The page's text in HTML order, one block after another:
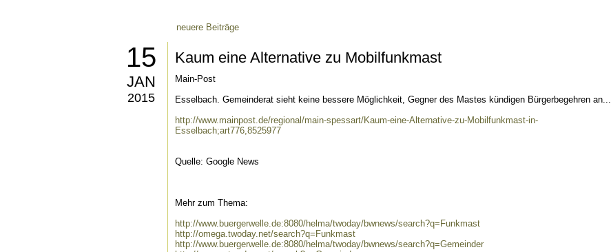
neuere Beiträge
15
JAN
2015
Kaum eine Alternative zu Mobilfunkmast
Main-Post
Esselbach. Gemeinderat sieht keine bessere Möglichkeit, Gegner des Mastes kündigen Bürgerbegehren an...
http://www.mainpost.de/regional/main-spessart/Kaum-eine-Alternative-zu-Mobilfunkmast-in-
Esselbach;art776,8525977
Quelle: Google News
Mehr zum Thema:
http://www.buergerwelle.de:8080/helma/twoday/bwnews/search?q=Funkmast
http://omega.twoday.net/search?q=Funkmast
http://www.buergerwelle.de:8080/helma/twoday/bwnews/search?q=Gemeinder